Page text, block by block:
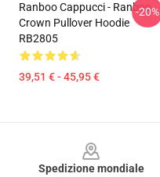
Ranboo Cappucci - Ranboo
Crown Pullover Hoodie
RB2805
39,51 € - 45,95 €
-20%
Spedizione mondiale